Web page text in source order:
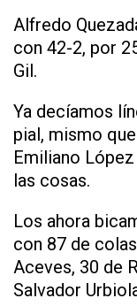
Alfredo
con 42-2, por
Gil.
Ya decíamos
pial, mismo
Emiliano
las cosas.
Los ahora
con 87 de
Aceves, 30 de
Salvador